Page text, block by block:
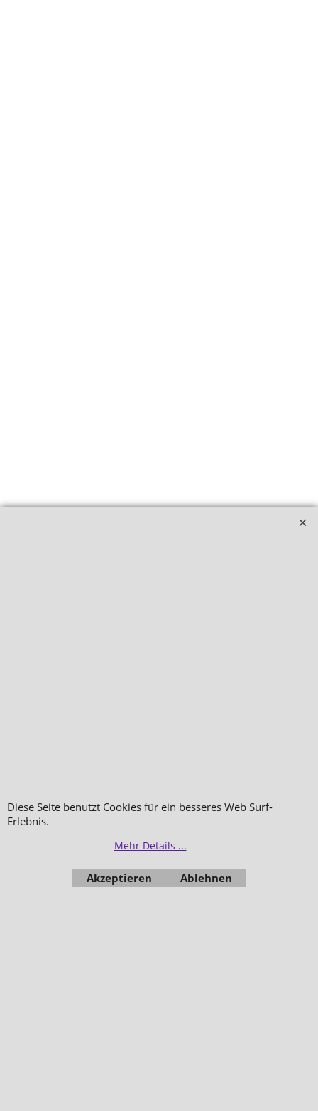
Diese Seite benutzt Cookies für ein besseres Web Surf-
Erlebnis.
Mehr Details ...
Akzeptieren Ablehnen